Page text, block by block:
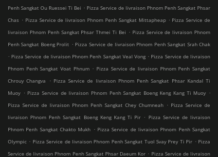
Penh Sangkat Ou Ruessei Ti Bei . Pizza Service de livraison Phnom Penh Sangkat Phsar
Chas . Pizza Service de livraison Phnom Penh Sangkat Mittapheap . Pizza Service de
livraison Phnom Penh Sangkat Phsar Thmei Ti Bei . Pizza Service de livraison Phnom
Penh Sangkat Boeng Prolit . Pizza Service de livraison Phnom Penh Sangkat Srah Chak
. Pizza Service de livraison Phnom Penh Sangkat Veal Vong . Pizza Service de livraison
Phnom Penh Sangkat Voat Phnum . Pizza Service de livraison Phnom Penh Sangkat
Chrouy Changva
. Pizza Service de livraison Phnom Penh Sangkat Phsar Kandal Ti
Muoy . Pizza Service de livraison Phnom Penh Sangkat Boeng Keng Kang Ti Muoy .
Pizza Service de livraison Phnom Penh Sangkat Chey Chumneah . Pizza Service de
livraison Phnom Penh Sangkat Boeng Keng Kang Ti Pir . Pizza Service de livraison
Phnom Penh Sangkat Chakto Mukh . Pizza Service de livraison Phnom Penh Sangkat
Olympic . Pizza Service de livraison Phnom Penh Sangkat Tuol Svay Prey Ti Pir . Pizza
Service de livraison Phnom Penh Sangkat Phsar Daeum Kor . Pizza Service de livraison